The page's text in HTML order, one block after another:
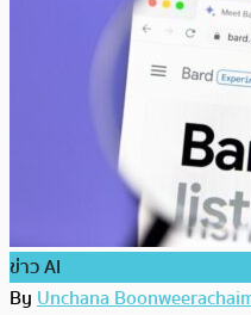
ข่าว AI
ByUnchana